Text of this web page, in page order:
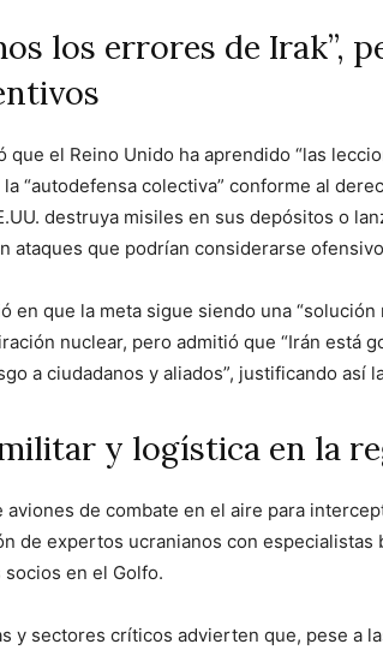
los errores de Irak”,
que el Reino Unido ha aprendido “las
“autodefensa colectiva” conforme al
destruya misiles en sus depósitos o
ataques que podrían considerarse
en que la meta sigue siendo una “solución
nuclear, pero admitió que “Irán está
a ciudadanos y aliados”, justificando así
y logística en la
aviones de combate en el aire para
de expertos ucranianos con
en el Golfo.
y sectores críticos advierten que, pese a